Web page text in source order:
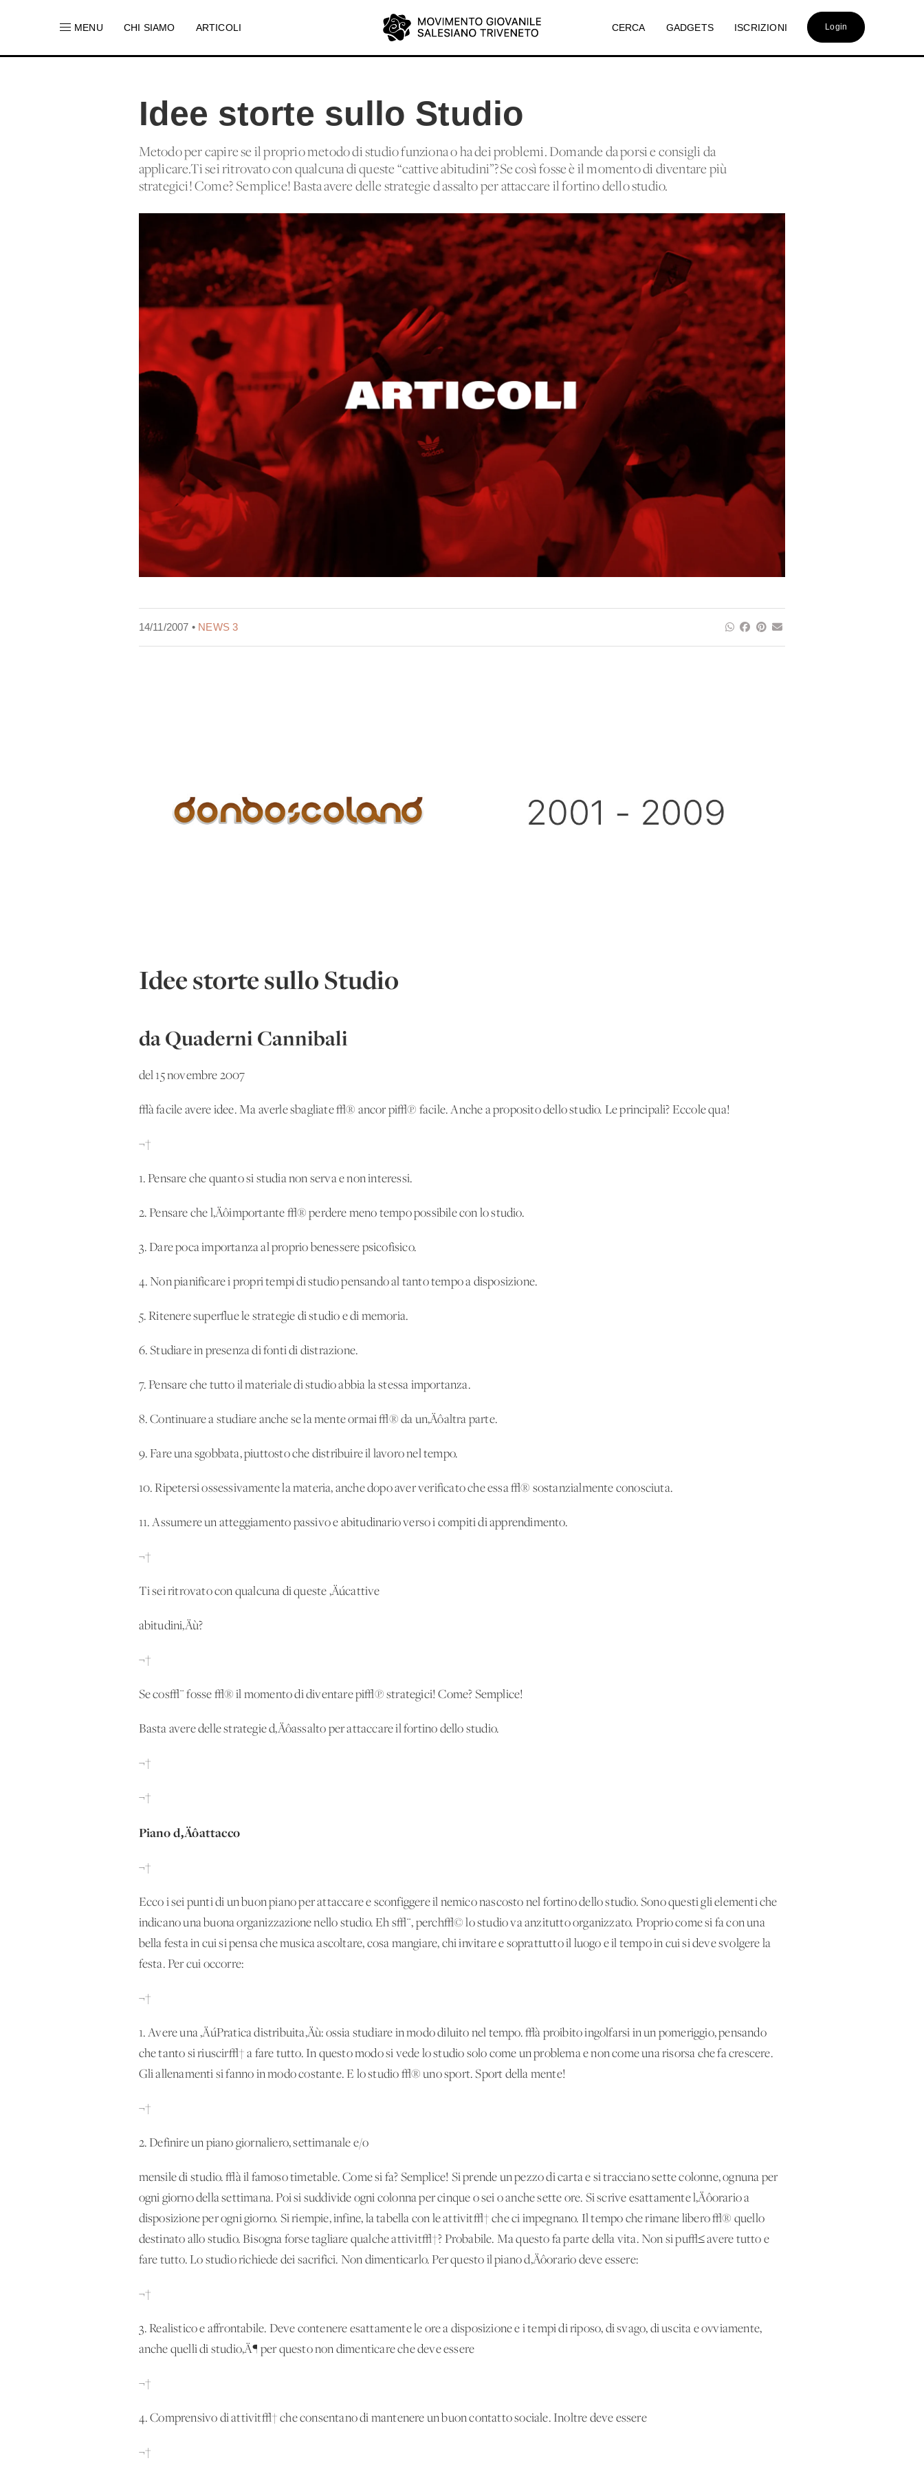
MENU CHI SIAMO ARTICOLI CERCA GADGETS ISCRIZIONI Login
Idee storte sullo Studio
Metodo per capire se il proprio metodo di studio funziona o ha dei problemi. Domande da porsi e consigli da
applicare.Ti sei ritrovato con qualcuna di queste “cattive abitudini”?Se così fosse è il momento di diventare più
strategici! Come? Semplice! Basta avere delle strategie d'assalto per attaccare il fortino dello studio.
14/11/2007 • NEWS 3
Idee storte sullo Studio
da Quaderni Cannibali
del 15 novembre 2007
√à facile avere idee. Ma averle sbagliate √® ancor pi√π facile. Anche a proposito dello studio. Le principali? Eccole qua!
¬†
1. Pensare che quanto si studia non serva e non interessi.
2. Pensare che l‚Äôimportante √® perdere meno tempo possibile con lo studio.
3. Dare poca importanza al proprio benessere psicofisico.
4. Non pianificare i propri tempi di studio pensando al tanto tempo a disposizione.
5. Ritenere superflue le strategie di studio e di memoria.
6. Studiare in presenza di fonti di distrazione.
7. Pensare che tutto il materiale di studio abbia la stessa importanza.
8. Continuare a studiare anche se la mente ormai √® da un‚Äôaltra parte.
9. Fare una sgobbata, piuttosto che distribuire il lavoro nel tempo.
10. Ripetersi ossessivamente la materia, anche dopo aver verificato che essa √® sostanzialmente conosciuta.
11. Assumere un atteggiamento passivo e abitudinario verso i compiti di apprendimento.
¬†
Ti sei ritrovato con qualcuna di queste ‚Äúcattive
abitudini‚Äù?
¬†
Se cos√¨ fosse √® il momento di diventare pi√π strategici! Come? Semplice!
Basta avere delle strategie d‚Äôassalto per attaccare il fortino dello studio.
¬†
¬†
Piano d‚Äôattacco
¬†
Ecco i sei punti di un buon piano per attaccare e sconfiggere il nemico nascosto nel fortino dello studio. Sono questi gli elementi che
indicano una buona organizzazione nello studio. Eh s√¨, perch√© lo studio va anzitutto organizzato. Proprio come si fa con una
bella festa in cui si pensa che musica ascoltare, cosa mangiare, chi invitare e soprattutto il luogo e il tempo in cui si deve svolgere la
festa. Per cui occorre:
¬†
1. Avere una ‚ÄúPratica distribuita‚Äù: ossia studiare in modo diluito nel tempo. √à proibito ingolfarsi in un pomeriggio, pensando
che tanto si riuscir√† a fare tutto. In questo modo si vede lo studio solo come un problema e non come una risorsa che fa crescere.
Gli allenamenti si fanno in modo costante. E lo studio √® uno sport. Sport della mente!
¬†
2. Definire un piano giornaliero, settimanale e/o
mensile di studio. √à il famoso timetable. Come si fa? Semplice! Si prende un pezzo di carta e si tracciano sette colonne, ognuna per
ogni giorno della settimana. Poi si suddivide ogni colonna per cinque o sei o anche sette ore. Si scrive esattamente l‚Äôorario a
disposizione per ogni giorno. Si riempie, infine, la tabella con le attivit√† che ci impegnano. Il tempo che rimane libero √® quello
destinato allo studio. Bisogna forse tagliare qualche attivit√†? Probabile. Ma questo fa parte della vita. Non si pu√≤ avere tutto e
fare tutto. Lo studio richiede dei sacrifici. Non dimenticarlo. Per questo il piano d‚Äôorario deve essere:
¬†
3. Realistico e affrontabile. Deve contenere esattamente le ore a disposizione e i tempi di riposo, di svago, di uscita e ovviamente,
anche quelli di studio‚Ä¶ per questo non dimenticare che deve essere
¬†
4. Comprensivo di attivit√† che consentano di mantenere un buon contatto sociale. Inoltre deve essere
¬†